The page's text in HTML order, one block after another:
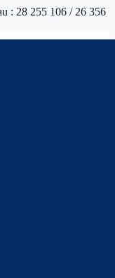
: 28 255 106 / 26 356